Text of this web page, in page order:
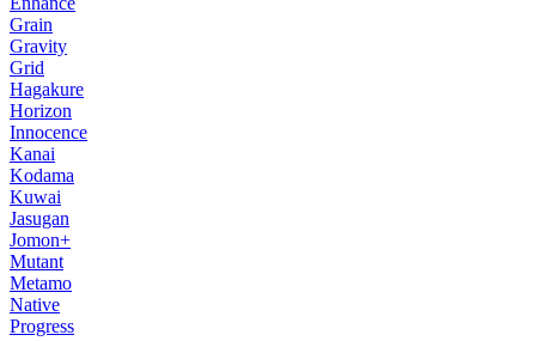
Grain
Gravity
Grid
Hagakure
Horizon
Innocence
Kanai
Kodama
Kuwai
Jasugan
Jomon+
Mutant
Metamo
Native
Progress